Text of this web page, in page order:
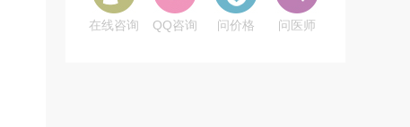
在线咨询 QQ咨询 问价格 问医师